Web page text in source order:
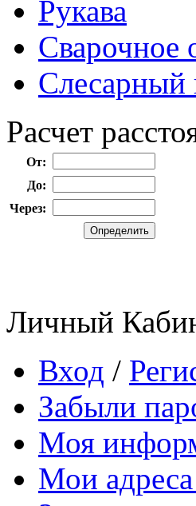
Рукава
Сварочное
Слесарный
Расчет
От:
До:
Через:
Личный
Вход /
Забыли
Моя
Мои